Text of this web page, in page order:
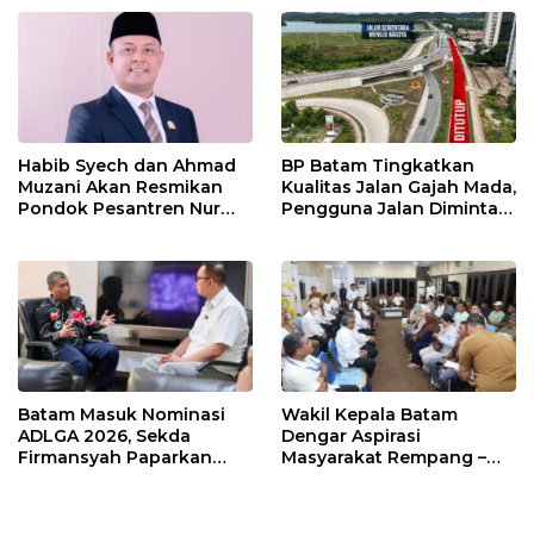
Habib Syech dan Ahmad
Muzani Akan Resmikan
Pondok Pesantren Nur
BP Batam Tingkatkan
Kualitas Jalan Gajah Mada,
Pengguna Jalan Diminta
Batam Masuk Nominasi
ADLGA 2026, Sekda
Firmansyah Paparkan
Wakil Kepala Batam
Dengar Aspirasi
Masyarakat Rempang –